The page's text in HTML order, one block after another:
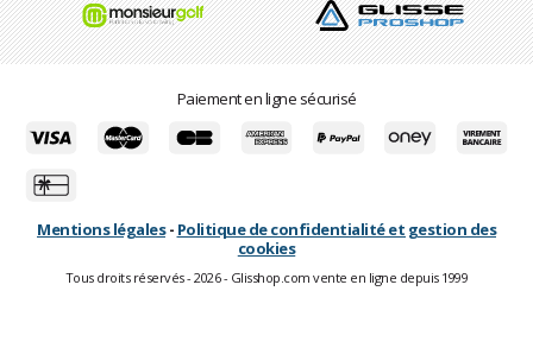
Paiement en ligne sécurisé
Mentions légales- Politique de confidentialité et gestion des
cookies
Tous droits réservés - 2026 - Glisshop.com vente en ligne depuis 1999